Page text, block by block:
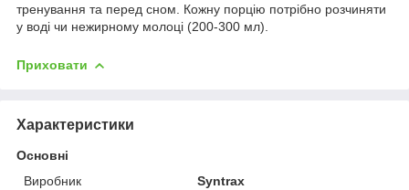
тренування та перед сном. Кожну порцію потрібно розчиняти
у воді чи нежирному молоці (200-300 мл).
Приховати
Характеристики
Основні
Виробник
Syntrax